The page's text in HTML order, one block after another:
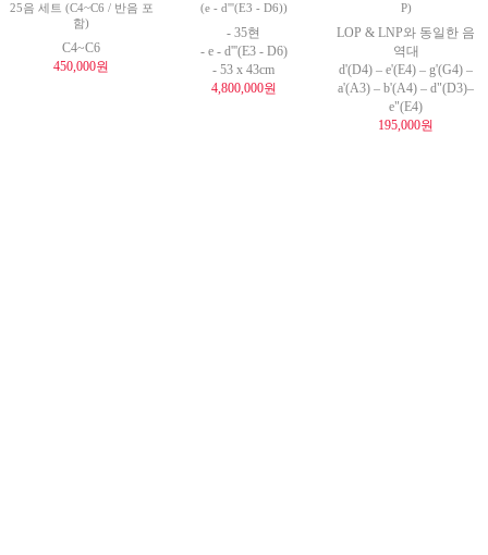
25음 세트 (C4~C6 / 반음 포
함)
C4~C6
450,000원
(e - d'''(E3 - D6))
- 35현
- e - d'''(E3 - D6)
- 53 x 43cm
4,800,000원
P)
LOP & LNP와 동일한 음
역대
d'(D4) – e'(E4) – g'(G4) –
a'(A3) – b'(A4) – d"(D3)–
e"(E4)
195,000원